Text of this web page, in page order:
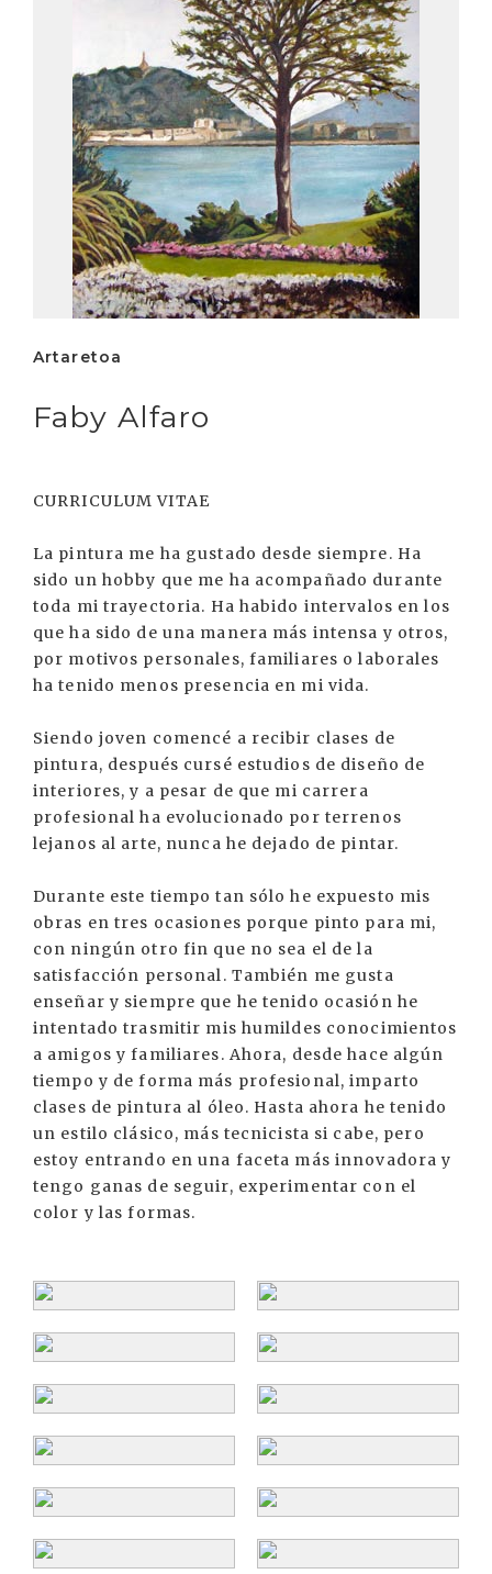
Artaretoa
Faby Alfaro
CURRICULUM VITAE
La pintura me ha gustado desde siempre. Ha
sido un hobby que me ha acompañado durante
toda mi trayectoria. Ha habido intervalos en los
que ha sido de una manera más intensa y otros,
por motivos personales, familiares o laborales
ha tenido menos presencia en mi vida.
Siendo joven comencé a recibir clases de
pintura, después cursé estudios de diseño de
interiores, y a pesar de que mi carrera
profesional ha evolucionado por terrenos
lejanos al arte, nunca he dejado de pintar.
Durante este tiempo tan sólo he expuesto mis
obras en tres ocasiones porque pinto para mi,
con ningún otro fin que no sea el de la
satisfacción personal. También me gusta
enseñar y siempre que he tenido ocasión he
intentado trasmitir mis humildes conocimientos
a amigos y familiares. Ahora, desde hace algún
tiempo y de forma más profesional, imparto
clases de pintura al óleo. Hasta ahora he tenido
un estilo clásico, más tecnicista si cabe, pero
estoy entrando en una faceta más innovadora y
tengo ganas de seguir, experimentar con el
color y las formas.